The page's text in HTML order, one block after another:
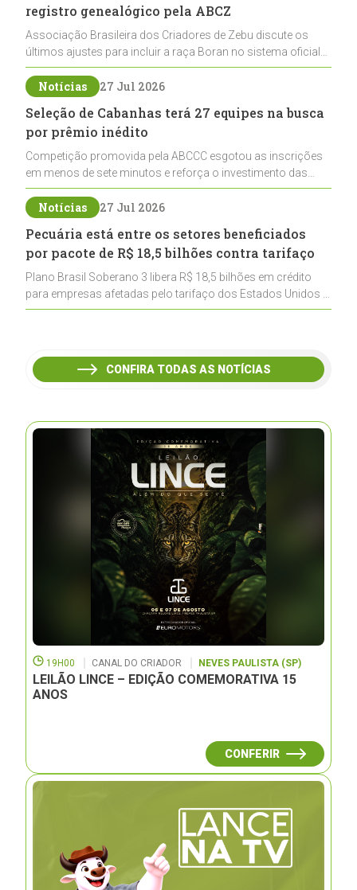
registro genealógico pela ABCZ
Associação Brasileira dos Criadores de Zebu discute os
últimos ajustes para incluir a raça Boran no sistema oficial
de registros, abrindo caminho para sua expansão na
pecuária nacional
Notícias 27 Jul 2026
Seleção de Cabanhas terá 27 equipes na busca
por prêmio inédito
Competição promovida pela ABCCC esgotou as inscrições
em menos de sete minutos e reforça o investimento das
cabanhas na seleção genética de Cavalos Crioulos voltados
ao laço
Notícias 27 Jul 2026
Pecuária está entre os setores beneficiados
por pacote de R$ 18,5 bilhões contra tarifaço
Plano Brasil Soberano 3 libera R$ 18,5 bilhões em crédito
para empresas afetadas pelo tarifaço dos Estados Unidos e
inclui a pecuária entre os setores estratégicos
CONFIRA TODAS AS NOTÍCIAS
19H00 CANAL DO CRIADOR NEVES PAULISTA (SP)
LEILÃO LINCE – EDIÇÃO COMEMORATIVA 15
ANOS
CONFERIR